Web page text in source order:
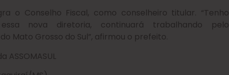
o Conselho Fiscal, como conselheiro titular. “Tenho
nova diretoria, continuará trabalhando pelo
Mato Grosso do Sul”, afirmou o prefeito.